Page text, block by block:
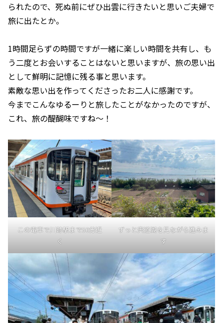
られたので、死ぬ前にぜひ出雲に行きたいと思いご夫婦で
旅に出たとか。
1時間足らずの時間ですが一緒に楽しい時間を共有し、も
う二度とお会いすることはないと思いますが、旅の思い出
として鮮明に記憶に残る事と思います。
素敵な思い出を作ってくださったお二人に感謝です。
今までこんなゆるーりと旅したことがなかったのですが、
これ、旅の醍醐味ですね〜！
この電車で川跡駅まで50分近
く
ずっと宍道湖を見ながら進みま
す